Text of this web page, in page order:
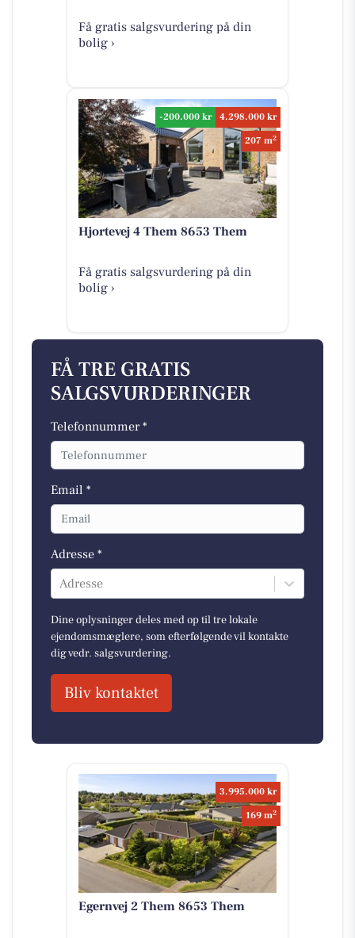
Få gratis salgsvurdering på din
bolig ›
-200.000 kr
4.298.000 kr
207 m2
Hjortevej 4 Them 8653 Them
Få gratis salgsvurdering på din
bolig ›
FÅ TRE GRATIS
SALGSVURDERINGER
Telefonnummer *
Email *
Adresse *
Adresse
Dine oplysninger deles med op til tre lokale
ejendomsmæglere, som efterfølgende vil kontakte
dig vedr. salgsvurdering.
Bliv kontaktet
3.995.000 kr
169 m2
Egernvej 2 Them 8653 Them